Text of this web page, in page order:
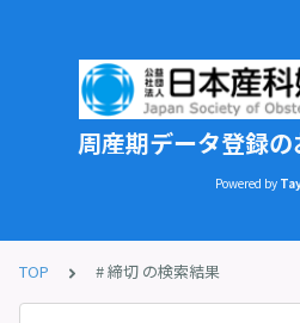
周産期データ登録
Powered by
TOP # 締切 の検索結果